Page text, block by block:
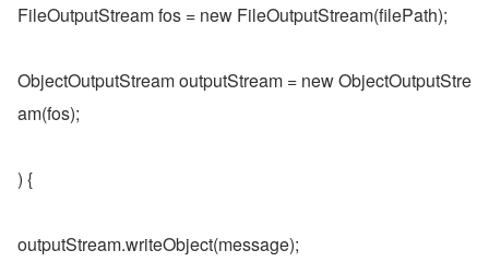
FileOutputStream fos = new FileOutputStream(filePath);
ObjectOutputStream outputStream = new ObjectOutputStre
am(fos);
) {
outputStream.writeObject(message);